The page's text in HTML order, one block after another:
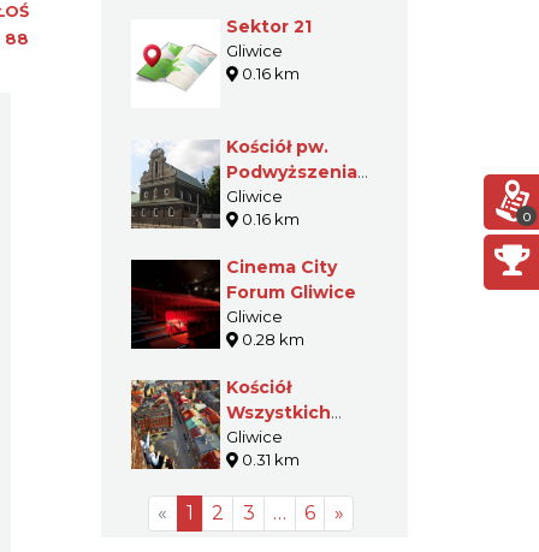
88
Sektor 21
Gliwice
0.16 km
Kościół pw.
Podwyższenia
Krzyża
Świętego i
redemptorystów
w Gliwicach
Gliwice
0.16 km
Cinema City
Forum Gliwice
Gliwice
0.28 km
Kościół
Wszystkich
Świętych w
Gliwicach
Gliwice
0.31 km
« 1 2 3 … 6 »
0